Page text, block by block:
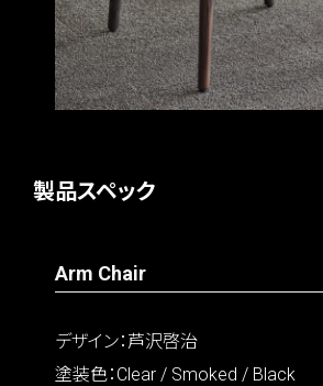
製品スペック
Arm Chair
デザイン：芦沢啓治
塗装色：Clear / Smoked / Black